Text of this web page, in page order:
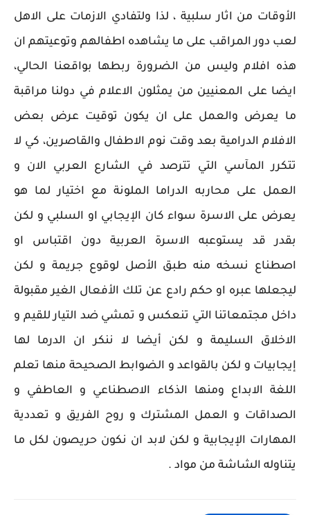
الأوقات من اثار سلبية ، لذا ولتفادي الازمات على الاهل
لعب دور المراقب على ما يشاهده اطفالهم وتوعيتهم ان
هذه افلام وليس من الضرورة ربطها بواقعنا الحالي،
ايضا على المعنيين من يمثلون الاعلام في دولنا مراقبة
ما يعرض والعمل على ان يكون توقيت عرض بعض
الافلام الدرامية بعد وقت نوم الاطفال والقاصرين، كي لا
تتكرر المآسي التي تترصد في الشارع العربي الان و
العمل على محاربه الدراما الملونة مع اختيار لما هو
يعرض على الاسرة سواء كان الإيجابي او السلبي و لكن
بقدر قد يستوعبه الاسرة العربية دون اقتباس او
اصطناع نسخه منه طبق الأصل لوقوع جريمة و لكن
ليجعلها عبره او حكم رادع عن تلك الأفعال الغير مقبولة
داخل مجتمعاتنا التي تنعكس و تمشي ضد التيار للقيم و
الاخلاق السليمة و لكن أيضا لا ننكر ان الدرما لها
إيجابيات و لكن بالقواعد و الضوابط الصحيحة منها تعلم
اللغة الابداع ومنها الذكاء الاصطناعي و العاطفي و
الصداقات و العمل المشترك و روح الفريق و تعددية
المهارات الإيجابية و لكن لابد ان نكون حريصون لكل ما
يتناوله الشاشة من مواد .